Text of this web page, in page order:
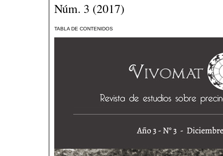
Núm. 3 (2017)
TABLA DE CONTENIDOS